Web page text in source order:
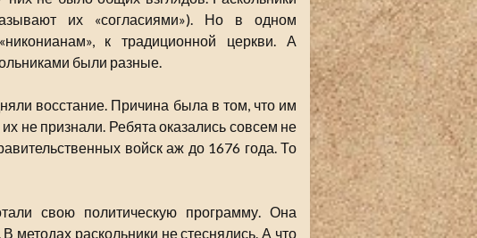
их «согласиями»). Но в одном
к традиционной церкви. А
были разные.
восстание. Причина была в том, что им
не признали. Ребята оказались совсем не
войск аж до 1676 года. То
свою политическую программу. Она
методах раскольники не стеснялись. А что